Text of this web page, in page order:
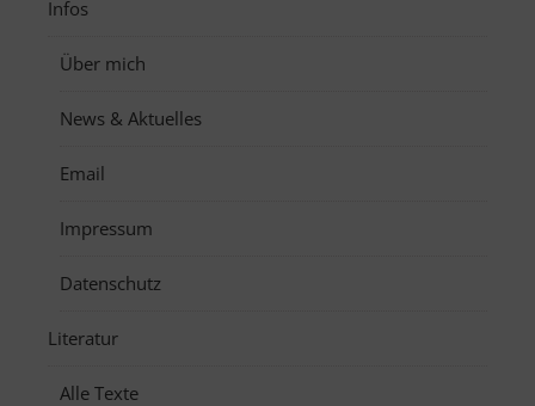
Infos
Über mich
News & Aktuelles
Email
Impressum
Datenschutz
Literatur
Alle Texte